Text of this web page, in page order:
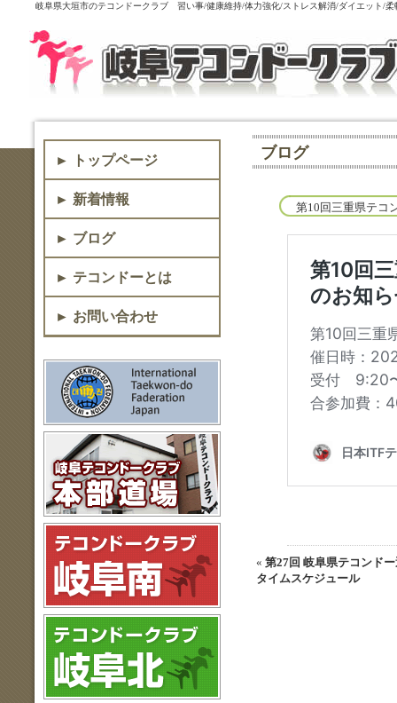
岐阜県大垣市のテコンドークラブ 習い事/健康維持/体力強化/ストレス解消/ダイエッ
► トップページ
► 新着情報
► ブログ
► テコンドーとは
► お問い合わせ
ブログ
第10回三重県テコ
« 第27回 岐阜県テコンド
タイムスケジュール